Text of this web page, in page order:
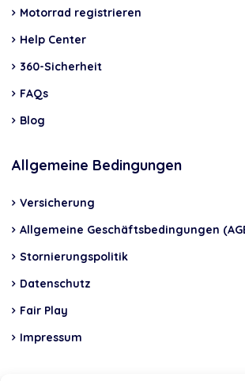
Motorrad registrieren
Help Center
360-Sicherheit
FAQs
Blog
Allgemeine Bedingungen
Versicherung
Allgemeine Geschäftsbedingungen
Stornierungspolitik
Datenschutz
Fair Play
Impressum